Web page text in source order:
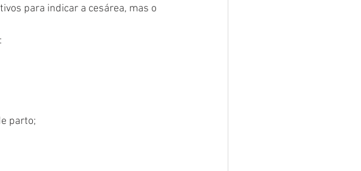
para indicar a cesárea, mas o
parto;